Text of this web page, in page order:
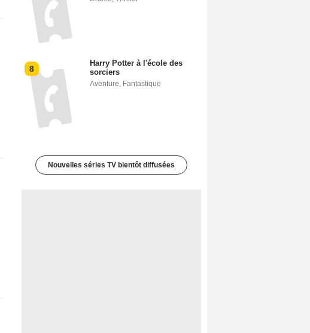
8
Harry Potter à l'école des
sorciers
Aventure Fantastique
Nouvelles séries TV bientôt diffusées